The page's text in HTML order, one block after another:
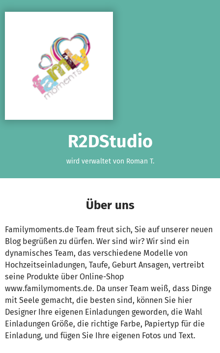
R2DStudio
wird verwaltet von Roman T.
Über uns
Familymoments.de Team freut sich, Sie auf unserer neuen
Blog begrüßen zu dürfen. Wer sind wir? Wir sind ein
dynamisches Team, das verschiedene Modelle von
Hochzeitseinladungen, Taufe, Geburt Ansagen, vertreibt
seine Produkte über Online-Shop
www.familymoments.de. Da unser Team weiß, dass Dinge
mit Seele gemacht, die besten sind, können Sie hier
Designer Ihre eigenen Einladungen geworden, die Wahl
Einladungen Größe, die richtige Farbe, Papiertyp für die
Einladung, und fügen Sie Ihre eigenen Fotos und Text.